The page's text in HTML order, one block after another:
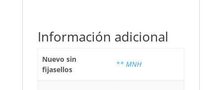
Información adicional
Nuevo sin
fijasellos
** MNH